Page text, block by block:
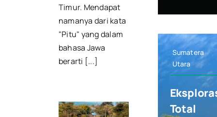
Timur. Mendapat
namanya dari kata
"Pitu" yang dalam
bahasa Jawa
berarti [...]
Sumatera
Utara
Total